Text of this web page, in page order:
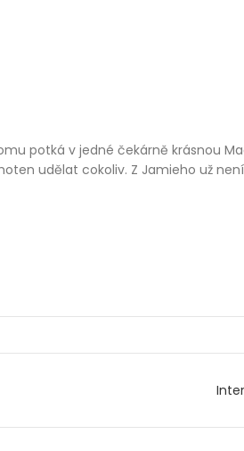
potká v jedné čekárně krásnou
udělat cokoliv. Z Jamieho už